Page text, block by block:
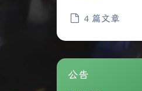
4 篇文章
公告